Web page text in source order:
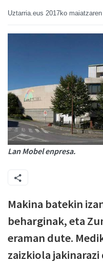
Uztarria.eus 2017ko
Lan Mobel enpresa.
Makina batekin
beharginak, eta
eraman dute.
zaizkiola jakinarazi